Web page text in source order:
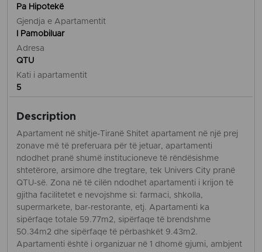
Pa Hipotekë
Gjendja e Apartamentit
I Pamobiluar
Adresa
QTU
Kati i apartamentit
5
Description
Apartament në shitje-Tiranë Shitet apartament në një prej
zonave më të preferuara për të jetuar, apartamenti
ndodhet pranë shumë institucioneve të rëndësishme
shtetërore, arsimore dhe tregtare, tek Univers City pranë
QTU-së. Zona në të cilën ndodhet apartamenti i krijon të
gjitha facilitetet e nevojshme si: farmaci, shkolla,
supermarkete, bar-restorante, etj. Apartamenti ka
sipërfaqe totale 59.77m2, sipërfaqe të brendshme
50.34m2 dhe sipërfaqe të përbashkët 9.43m2.
Apartamenti është i organizuar në 1 dhomë gjumi, ambjent